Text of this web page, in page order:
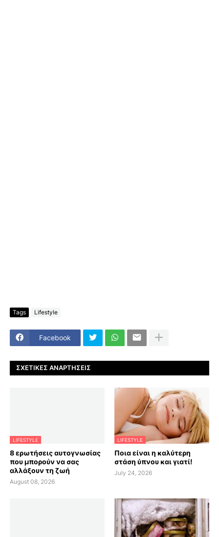
Tags Lifestyle
Facebook
ΣΧΕΤΙΚΈΣ ΑΝΑΡΤΉΣΕΙΣ
LIFESTYLE
8 ερωτήσεις αυτογνωσίας
που μπορούν να σας
αλλάξουν τη ζωή
August 08, 2026
LIFESTYLE
Ποια είναι η καλύτερη
στάση ύπνου και γιατί!
July 24, 2026